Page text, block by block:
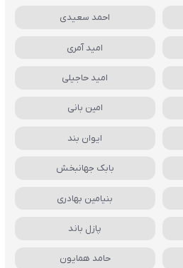
احمد سعیدی
امید آمری
امید حاجیلی
امین بانی
ایوان بند
بابک جهانبخش
بنیامین بهادری
پازل باند
حامد همایون